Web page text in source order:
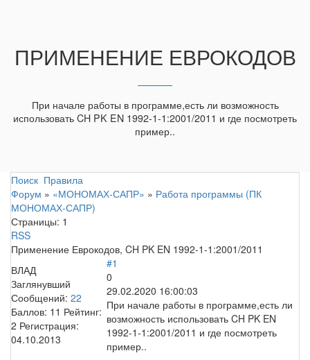
ПРИМЕНЕНИЕ ЕВРОКОДОВ
При начале работы в программе,есть ли возможность
использовать CH PK EN 1992-1-1:2001/2011 и где посмотреть
пример..
Поиск Правила
Форум » «МОНОМАХ-САПР» » Работа программы (ПК
МОНОМАХ-САПР)
Страницы: 1
RSS
Применение Еврокодов, CH PK EN 1992-1-1:2001/2011
ВЛАД
Заглянувший
Сообщений: 22
Баллов: 11 Рейтинг:
2 Регистрация:
04.10.2013
#1
0
29.02.2020 16:00:03
При начале работы в программе,есть ли
возможность использовать CH PK EN
1992-1-1:2001/2011 и где посмотреть
пример..